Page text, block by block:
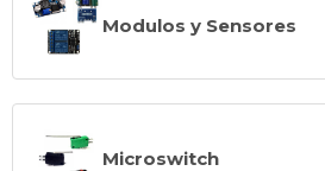
Modulos y Sensores
Microswitch